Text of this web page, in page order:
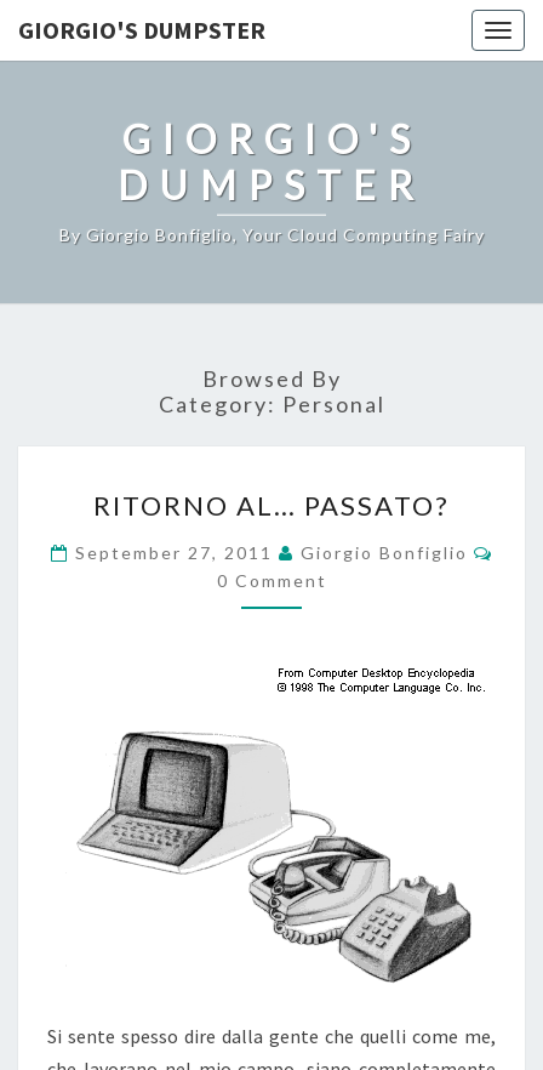
GIORGIO'S DUMPSTER
GIORGIO'S
DUMPSTER
By Giorgio Bonfiglio, Your Cloud Computing Fairy
Browsed By
Category: Personal
AL…
PASSATO?
RITORNO AL… PASSATO?
September 27, 2011 Giorgio Bonfiglio
0 Comment
Si sente spesso dire dalla gente che quelli come me,